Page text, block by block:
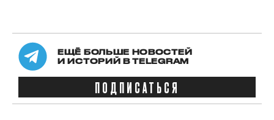
ЕЩЁ БОЛЬШЕ НОВОСТЕЙ
И ИСТОРИЙ В TELEGRAM
ПОДПИСАТЬСЯ